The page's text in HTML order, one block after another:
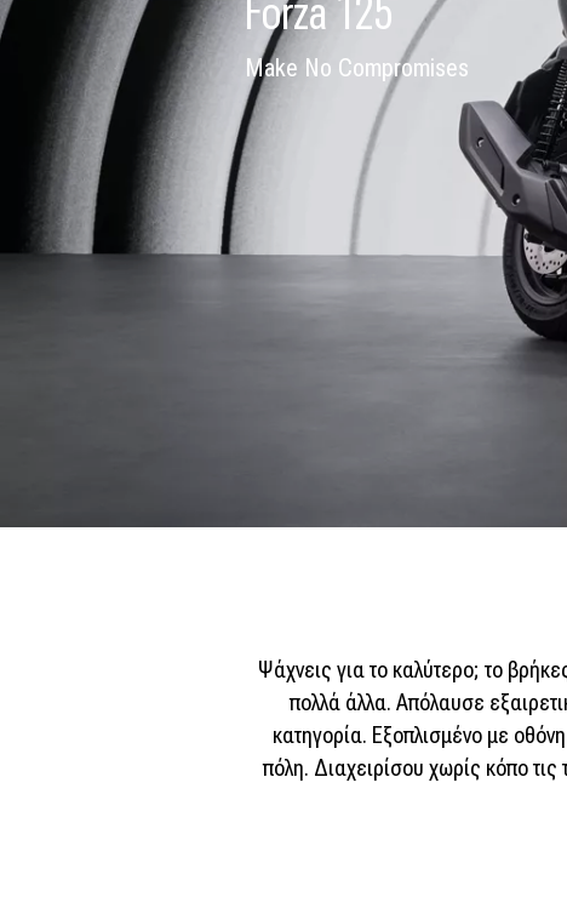
Forza 125
Make No Compromises
Ψάχνεις για το καλύτερο; το
πολλά άλλα. Απόλαυσε
κατηγορία. Εξοπλισμένο με
πόλη. Διαχειρίσου χωρίς κόπο